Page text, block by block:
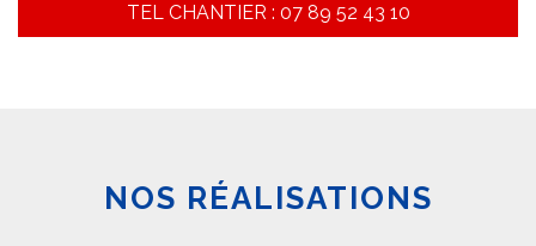
TEL CHANTIER : 07 89 52 43 10
NOS RÉALISATIONS